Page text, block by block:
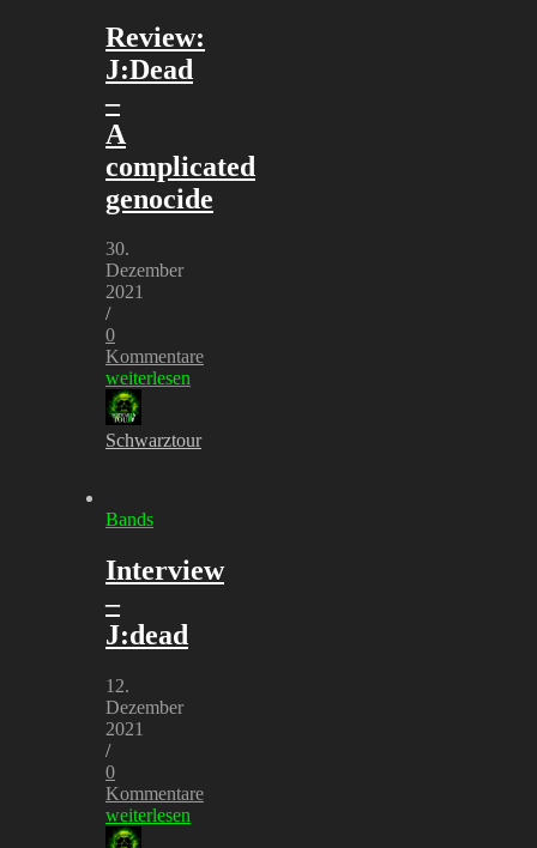
Review:
J:Dead
–
A
complicated
genocide
30.
Dezember
2021
/
0
Kommentare
weiterlesen
Schwarztour
Bands
Interview
–
J:dead
12.
Dezember
2021
/
0
Kommentare
weiterlesen